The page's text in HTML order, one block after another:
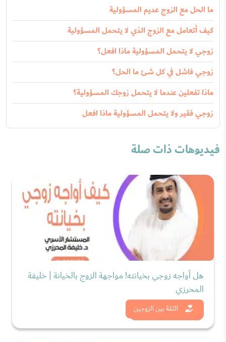
ما الحل مع الزوج عديم المسؤولية
كيف أتعامل مع الزوج الذي لا يتحمل المسؤولية
زوجي لا يتحمل المسؤولية ماذا افعل؟
زوجي فاشل في كل شئ ما الحل؟
ماذا تفعلين عندما لا يتحمل زوجك المسؤولية؟
زوجي فقير ولا يتحمل المسؤولية ماذا افعل
فيديوهات ذات صلة
الثقة بين الزوجين
هل أواجه زوجي بخيانته! مواجهة الزوج بالخيانة | خليفة
المحرزي
شاهد الان